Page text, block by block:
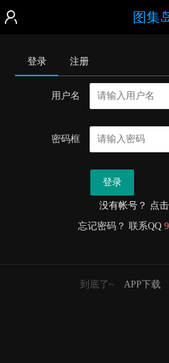
图集
登录 注册
用户名
密码框
登录
没有帐号？ 点
忘记密码？ 联系QQ
到底了~ APP下载